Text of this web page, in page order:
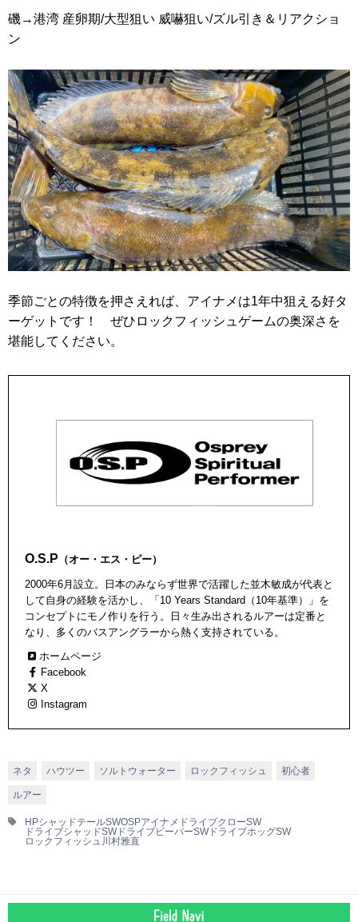
磯→港湾 産卵期/大型狙い 威嚇狙い/ズル引き＆リアクショ
ン
季節ごとの特徴を押さえれば、アイナメは1年中狙える好タ
ーゲットです！ ぜひロックフィッシュゲームの奥深さを
堪能してください。
O.S.P （オー・エス・ピー）
2000年6月設立。日本のみならず世界で活躍した並木敏成が代表と
して自身の経験を活かし、「10 Years Standard（10年基準）」を
コンセプトにモノ作りを行う。日々生み出されるルアーは定番と
なり、多くのバスアングラーから熱く支持されている。
ホームページ
Facebook
X
Instagram
ネタ ハウツー ソルトウォーター ロックフィッシュ 初心者
ルアー
HPシャッドテールSWOSPアイナメ ドライブクローSW
ドライブシャッドSWドライブビーバーSWドライブホッグSW
ロックフィッシュ 川村雅直